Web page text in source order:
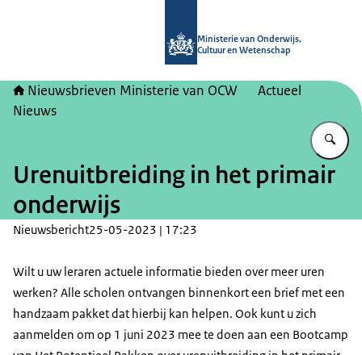
Ministerie van Onderwijs,
Cultuur en Wetenschap
Nieuwsbrieven Ministerie van OCW
Actueel
Nieuws
Urenuitbreiding in het primair
onderwijs
Nieuwsbericht25-05-2023 | 17:23
Wilt u uw leraren actuele informatie bieden over meer uren
werken? Alle scholen ontvangen binnenkort een brief met een
handzaam pakket dat hierbij kan helpen. Ook kunt u zich
aanmelden om op 1 juni 2023 mee te doen aan een Bootcamp